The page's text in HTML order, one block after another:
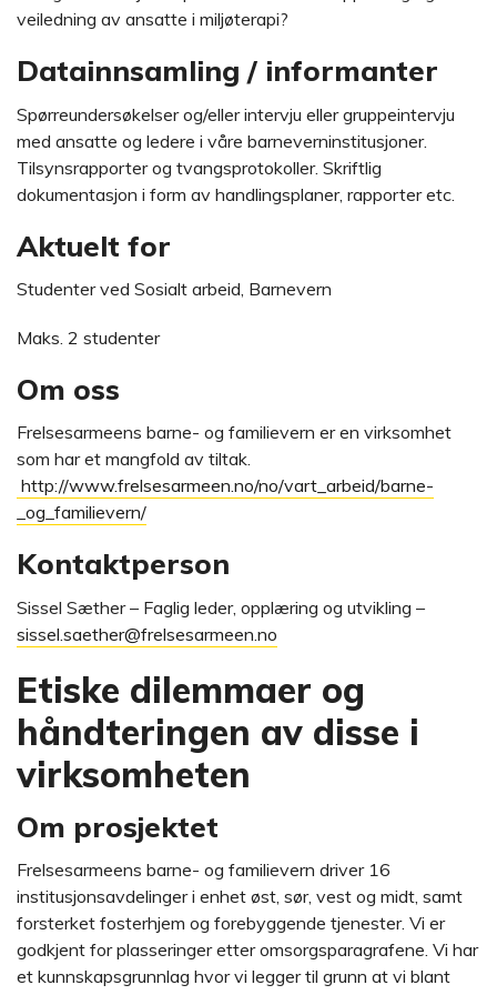
veiledning av ansatte i miljøterapi?
Datainnsamling / informanter
Spørreundersøkelser og/eller intervju eller gruppeintervju
med ansatte og ledere i våre barneverninstitusjoner.
Tilsynsrapporter og tvangsprotokoller. Skriftlig
dokumentasjon i form av handlingsplaner, rapporter etc.
Aktuelt for
Studenter ved Sosialt arbeid, Barnevern
Maks. 2 studenter
Om oss
Frelsesarmeens barne- og familievern er en virksomhet
som har et mangfold av tiltak.
http://www.frelsesarmeen.no/no/vart_arbeid/barne-
_og_familievern/
Kontaktperson
Sissel Sæther – Faglig leder, opplæring og utvikling –
sissel.saether@frelsesarmeen.no
Etiske dilemmaer og
håndteringen av disse i
virksomheten
Om prosjektet
Frelsesarmeens barne- og familievern driver 16
institusjonsavdelinger i enhet øst, sør, vest og midt, samt
forsterket fosterhjem og forebyggende tjenester. Vi er
godkjent for plasseringer etter omsorgsparagrafene. Vi har
et kunnskapsgrunnlag hvor vi legger til grunn at vi blant